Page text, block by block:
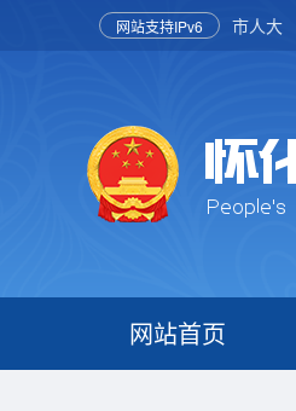
网站支持IPv6 市人大
网站首页